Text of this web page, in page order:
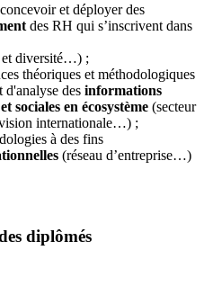
et déployer des
des RH qui s’inscrivent dans
et diversité…) ;
théoriques et méthodologiques
d'analyse des informations
sociales en écosystème (secteur
internationale…) ;
à des fins
(réseau d’entreprise…)
diplômés